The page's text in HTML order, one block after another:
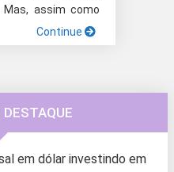
Mas, assim como
Continue
em dólar investindo em